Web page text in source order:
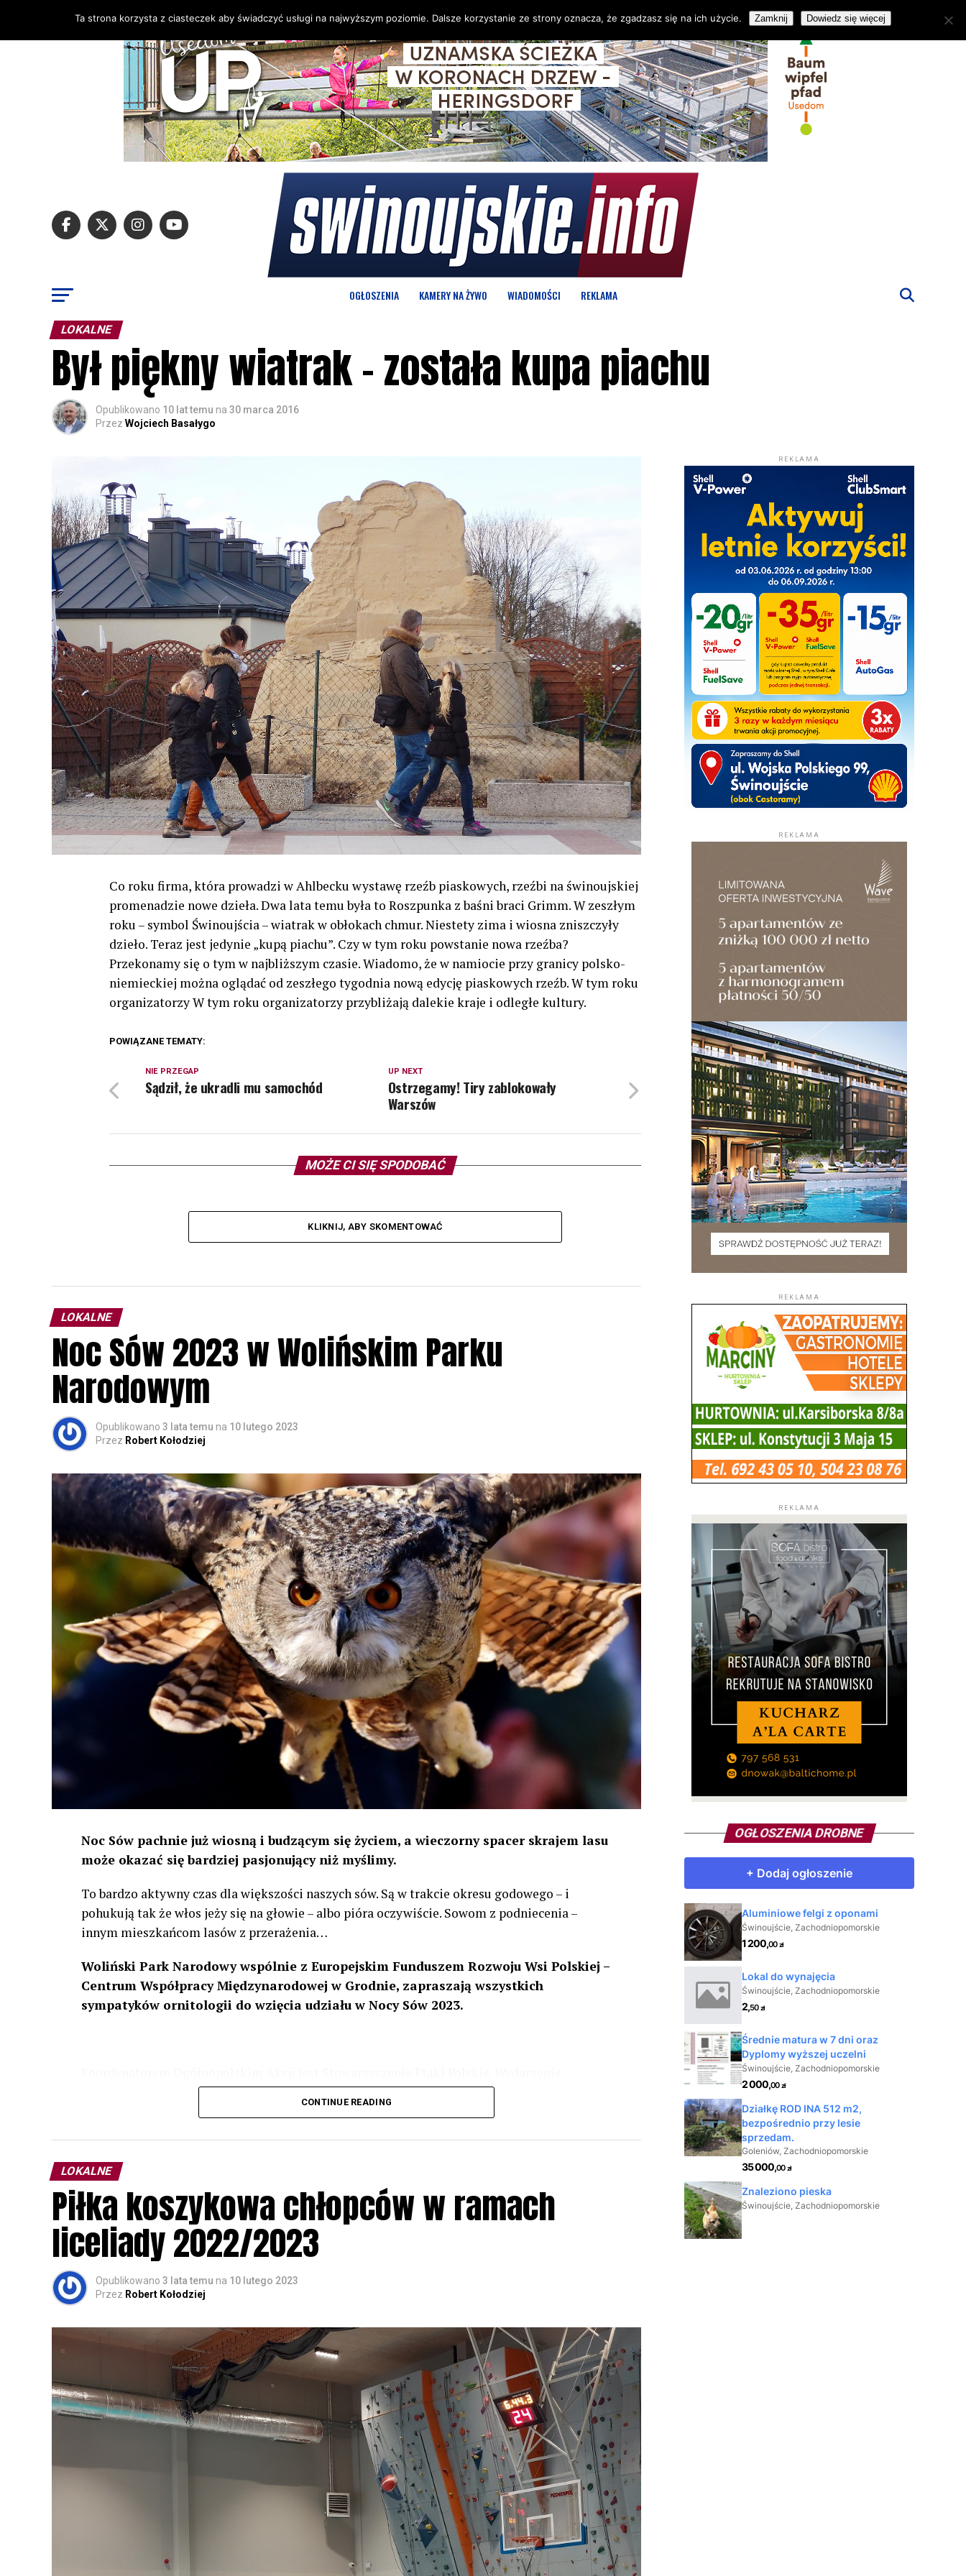
OGŁOSZENIA KAMERY NA ŻYWO WIADOMOŚCI REKLAMA
LOKALNE
Był piękny wiatrak – została kupa piachu
Opublikowano 10 lat temu na 30 marca 2016
Przez Wojciech Basałygo
Co roku firma, która prowadzi w Ahlbecku wystawę rzeźb piaskowych, rzeźbi na świnoujskiej
promenadzie nowe dzieła. Dwa lata temu była to Roszpunka z baśni braci Grimm. W zeszłym
roku – symbol Świnoujścia – wiatrak w obłokach chmur. Niestety zima i wiosna zniszczyły
dzieło. Teraz jest jedynie „kupą piachu”. Czy w tym roku powstanie nowa rzeźba?
Przekonamy się o tym w najbliższym czasie. Wiadomo, że w namiocie przy granicy polsko-
niemieckiej można oglądać od zeszłego tygodnia nową edycję piaskowych rzeźb. W tym roku
organizatorzy W tym roku organizatorzy przybliżają dalekie kraje i odległe kultury.
POWIĄZANE TEMATY:
UP NEXT
Ostrzegamy! Tiry zablokowały
Warszów
NIE PRZEGAP
Sądził, że ukradli mu samochód
MOŻE CI SIĘ SPODOBAĆ
KLIKNIJ, ABY SKOMENTOWAĆ
LOKALNE
Noc Sów 2023 w Wolińskim Parku
Narodowym
Opublikowano 3 lata temu na 10 lutego 2023
Przez Robert Kołodziej
Noc Sów pachnie już wiosną i budzącym się życiem, a wieczorny spacer skrajem lasu
może okazać się bardziej pasjonujący niż myślimy.
To bardzo aktywny czas dla większości naszych sów. Są w trakcie okresu godowego – i
pohukują tak że włos jeży się na głowie – albo pióra oczywiście. Sowom z podniecenia –
innym mieszkańcom lasów z przerażenia…
Woliński Park Narodowy wspólnie z Europejskim Funduszem Rozwoju Wsi Polskiej –
Centrum Współpracy Międzynarodowej w Grodnie, zapraszają wszystkich
sympatyków ornitologii do wzięcia udziału w Nocy Sów 2023.
odbędzie się w dniach24 i 25 lutego 2023 r. wg harmonogramu przedstawionego na
Wszystkich uczestników zapraszamy do udziału w Akcji, włączenia się w aktywne
rozpoznawanie głosów sów i wymianę doświadczeń przy grillu.Na wydarzenie obowiązują
zapisy.
CONTINUE READING
LOKALNE
Piłka koszykowa chłopców w ramach
liceliady 2022/2023
Opublikowano 3 lata temu na 10 lutego 2023
Przez Robert Kołodziej
REKLAMA
REKLAMA
REKLAMA
REKLAMA
OGŁOSZENIA DROBNE
Ta strona korzysta z ciasteczek aby świadczyć usługi na najwyższym poziomie. Dalsze korzystanie ze strony oznacza, że zgadzasz się na ich użycie. Zamknij Dowiedz się więcej